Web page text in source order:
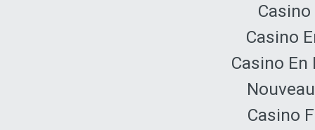
Casino
Casino En
Casino